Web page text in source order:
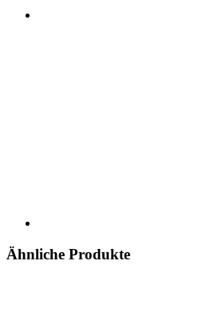
Ähnliche Produkte